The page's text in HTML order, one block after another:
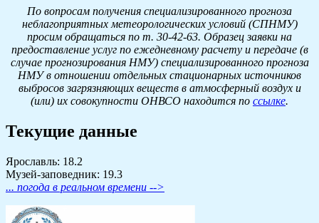
По вопросам получения специализированного прогноза
неблагоприятных метеорологических условий (СПНМУ)
просим обращаться по т. 30-42-63. Образец заявки на
предоставление услуг по ежедневному расчету и передаче (в
случае прогнозирования НМУ) специализированного прогноза
НМУ в отношении отдельных стационарных источников
выбросов загрязняющих веществ в атмосферный воздух и
(или) их совокупности ОНВСО находится по ссылке.
Текущие данные
Ярославль: 18.2
Музей-заповедник: 19.3
... погода в реальном времени -->